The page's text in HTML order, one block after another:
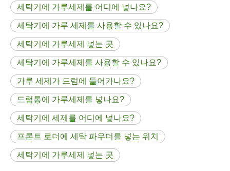
세탁기에 가루세제를 어디에 넣나요?
세탁기에 가루 세제를 사용할 수 있나요?
세탁기에 가루세제 넣는 곳
세탁기에 가루세제를 사용할 수 있나요?
가루 세제가 드럼에 들어가나요?
드럼통에 가루세제를 넣나요?
세탁기에 세제를 어디에 넣나요?
프론트 로더에 세탁 파우더를 넣는 위치
세탁기에 가루세제 넣는 곳